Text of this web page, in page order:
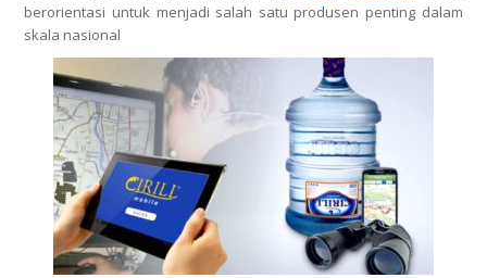
berorientasi untuk menjadi salah satu produsen penting dalam
skala nasional